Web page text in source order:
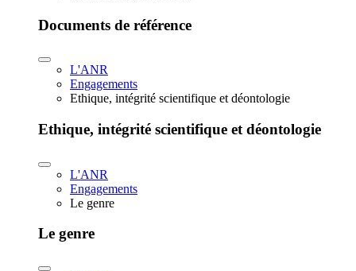
Documents de référence
L'ANR
Engagements
Ethique, intégrité scientifique et déontologie
Ethique, intégrité scientifique et déontologie
L'ANR
Engagements
Le genre
Le genre